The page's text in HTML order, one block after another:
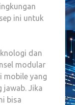
ini untuk
dan
modular
mobile yang
jawab. Jika
bisa